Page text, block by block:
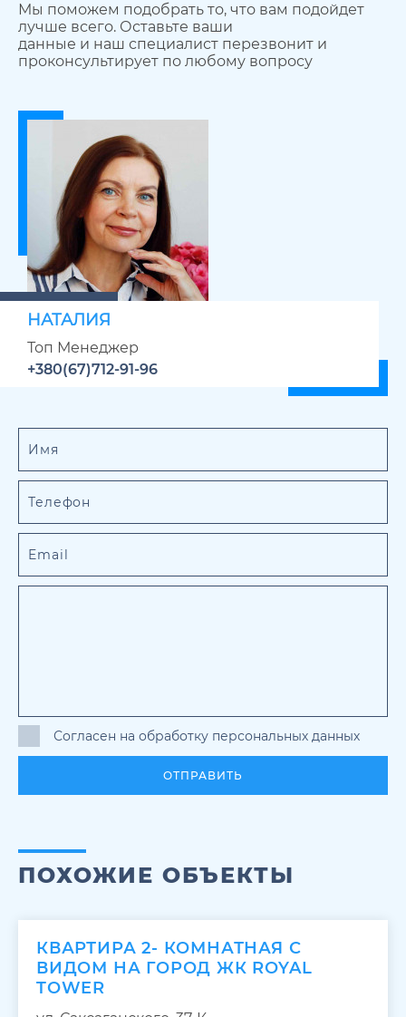
Мы поможем подобрать то, что вам подойдет
лучше всего. Оставьте ваши
данные и наш специалист перезвонит и
проконсультирует по любому вопросу
НАТАЛИЯ
Топ Менеджер
+380(67)712-91-96
Согласен на обработку персональных данных
ОТПРАВИТЬ
ПОХОЖИЕ ОБЪЕКТЫ
КВАРТИРА 2- КОМНАТНАЯ С
ВИДОМ НА ГОРОД ЖК ROYAL
TOWER